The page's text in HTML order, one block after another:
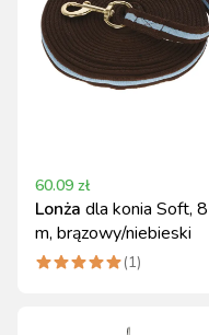
60.09 zł
Lonża dla konia Soft, 8
m, brązowy/niebieski
(1)